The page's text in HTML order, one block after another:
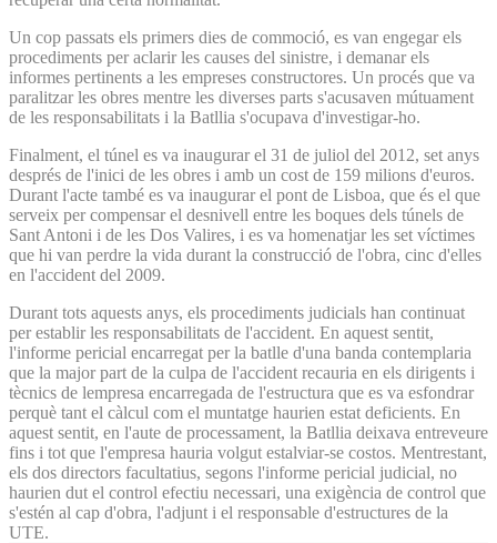
Un cop passats els primers dies de commoció, es van engegar els
procediments per aclarir les causes del sinistre, i demanar els
informes pertinents a les empreses constructores. Un procés que va
paralitzar les obres mentre les diverses parts s'acusaven mútuament
de les responsabilitats i la Batllia s'ocupava d'investigar-ho.
Finalment, el túnel es va inaugurar el 31 de juliol del 2012, set anys
després de l'inici de les obres i amb un cost de 159 milions d'euros.
Durant l'acte també es va inaugurar el pont de Lisboa, que és el que
serveix per compensar el desnivell entre les boques dels túnels de
Sant Antoni i de les Dos Valires, i es va homenatjar les set víctimes
que hi van perdre la vida durant la construcció de l'obra, cinc d'elles
en l'accident del 2009.
Durant tots aquests anys, els procediments judicials han continuat
per establir les responsabilitats de l'accident. En aquest sentit,
l'informe pericial encarregat per la batlle d'una banda contemplaria
que la major part de la culpa de l'accident recauria en els dirigents i
tècnics de lempresa encarregada de l'estructura que es va esfondrar
perquè tant el càlcul com el muntatge haurien estat deficients. En
aquest sentit, en l'aute de processament, la Batllia deixava entreveure
fins i tot que l'empresa hauria volgut estalviar-se costos. Mentrestant,
els dos directors facultatius, segons l'informe pericial judicial, no
haurien dut el control efectiu necessari, una exigència de control que
s'estén al cap d'obra, l'adjunt i el responsable d'estructures de la
UTE.